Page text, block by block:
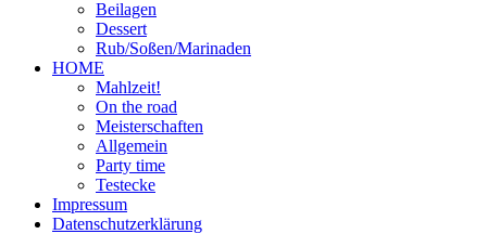
Beilagen
Dessert
Rub/Soßen/Marinaden
HOME
Mahlzeit!
On the road
Meisterschaften
Allgemein
Party time
Testecke
Impressum
Datenschutzerklärung